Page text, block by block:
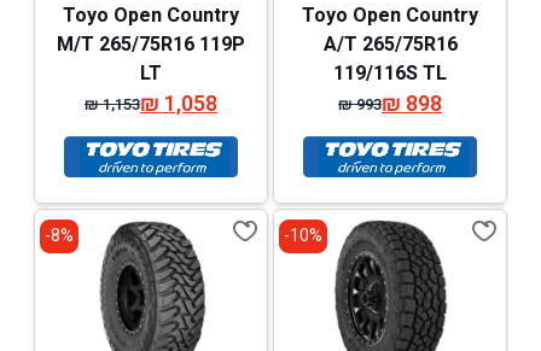
Toyo Open Country
A/T 265/75R16
119/116S TL
₪993
המחיר
המקורי
היה:
₪ 993.
₪898 המחיר
הנוכחי
הוא:
₪ 898.
Toyo Open Country
M/T 265/75R16 119P
LT
₪1,153
המחיר
המקורי
היה:
₪ 1,153.
₪1,058
המחיר
הנוכחי
הוא:
₪ 1,058.
10%-
8%-